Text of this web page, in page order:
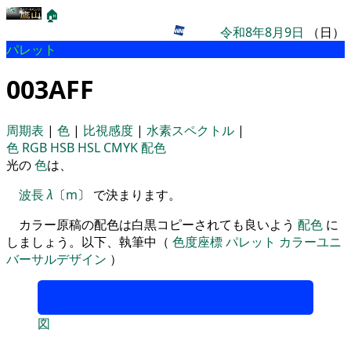
🏠
令和8年8月9日 （日）
パレット
003AFF
周期表 | 色 | 比視感度 | 水素スペクトル |
色 RGB HSB HSL CMYK配色
光の色は、
波長λ 〔m〕 で決まります。
カラー原稿の配色は白黒コピーされても良いよう 配色 に
しましょう。以下、執筆中（ 色度座標パレット カラーユニ
バーサルデザイン ）
図